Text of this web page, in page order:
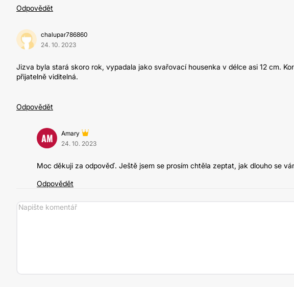
Odpovědět
chalupar786860
24. 10. 2023
Jizva byla stará skoro rok, vypadala jako svařovací housenka v délce asi 12 cm.
přijatelně viditelná.
Odpovědět
AM
Amary
24. 10. 2023
Moc děkuji za odpověď. Ještě jsem se prosím chtěla zeptat, jak dlouho se
Odpovědět